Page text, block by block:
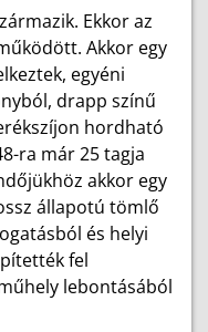
Ekkor az
Akkor egy
egyéni
drapp színű
hordható
ra már 25 tagja
akkor egy
állapotú tömlő
és helyi
fel
lebontásából